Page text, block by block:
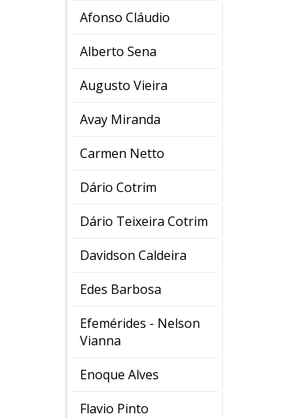
Afonso Cláudio
Alberto Sena
Augusto Vieira
Avay Miranda
Carmen Netto
Dário Cotrim
Dário Teixeira Cotrim
Davidson Caldeira
Edes Barbosa
Efemérides - Nelson
Vianna
Enoque Alves
Flavio Pinto